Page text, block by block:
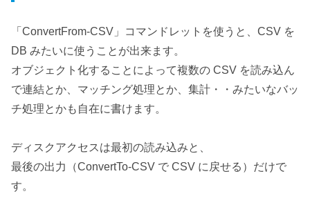
「ConvertFrom-CSV」コマンドレットを使うと、CSV を
DB みたいに使うことが出来ます。
オブジェクト化することによって複数の CSV を読み込ん
で連結とか、マッチング処理とか、集計・・みたいなバッ
チ処理とかも自在に書けます。
ディスクアクセスは最初の読み込みと、
最後の出力（ConvertTo-CSV で CSV に戻せる）だけで
す。